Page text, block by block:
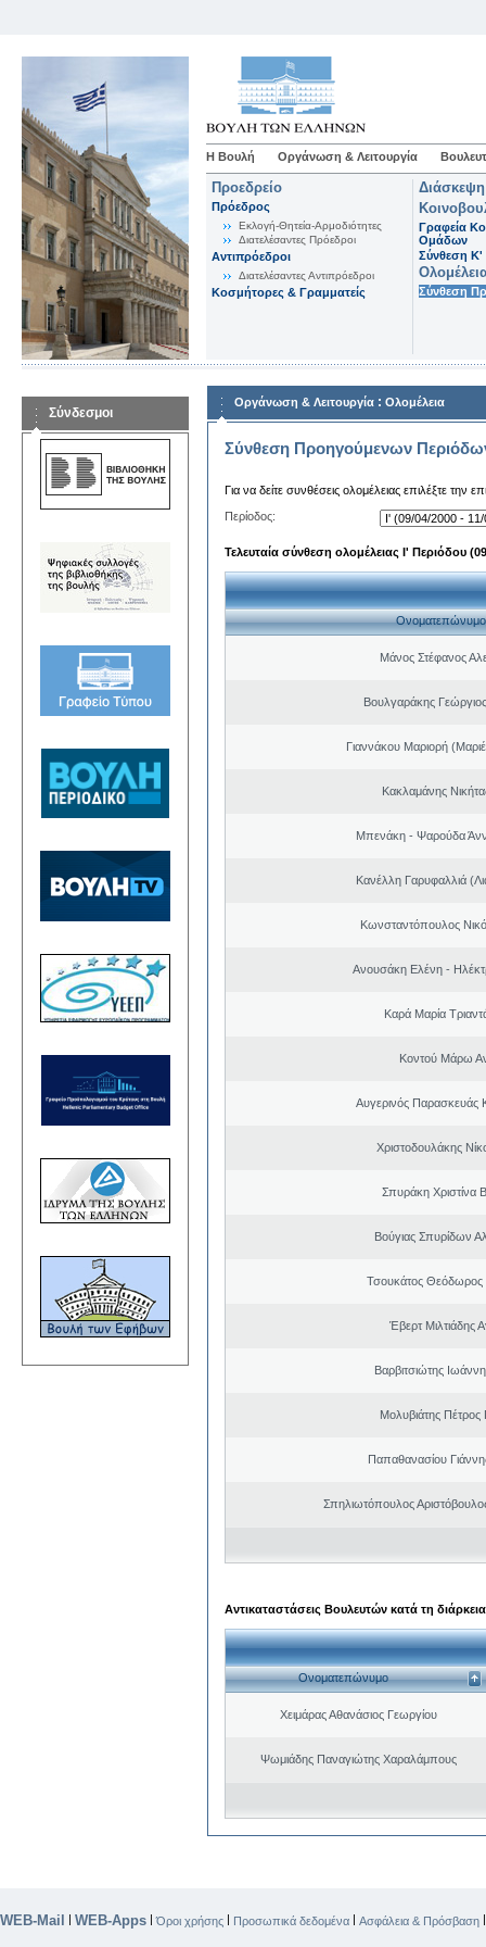
Η Βουλή Οργάνωση & Λειτουργία
Προεδρείο
Πρόεδρος
Εκλογή-Θητεία-Αρμοδιότητες
Διατελέσαντες Πρόεδροι
Αντιπρόεδροι
Διατελέσαντες Αντιπρόεδροι
Κοσμήτορες & Γραμματείς
Γραφεία
Ομάδων
Σύνθεση K'
Σύνθεση
Σύνδεσμοι
Οργάνωση & Λειτουργία : Ολομέλεια
Σύνθεση Προηγούμενων
Για να δείτε συνθέσεις ολομέλειας επιλέξτε την
Περίοδος:
Τελευταία σύνθεση ολομέλειας Ι' Περιόδου
Ονοματεπώνυμο
Μάνος Στέφανος
Βουλγαράκης
Γιαννάκου Μαριορή
Κακλαμάνης
Μπενάκη - Ψαρούδα
Κανέλλη Γαρυφαλλιά
Κωνσταντόπουλος
Ανουσάκη Ελένη -
Καρά Μαρία
Κοντού Μάρω
Αυγερινός Παρασκευάς
Χριστοδουλάκης
Σπυράκη Χριστίνα
Βούγιας Σπυρίδων
Τσουκάτος Θεόδωρος
Έβερτ Μιλτιάδης
Βαρβιτσιώτης
Μολυβιάτης Πέτρος
Παπαθανασίου
Σπηλιωτόπουλος
Αντικαταστάσεις Βουλευτών κατά τη
Ονοματεπώνυμο
Χειμάρας Αθανάσιος Γεωργίου
Ψωμιάδης Παναγιώτης Χαραλάμπους
WEB-Mail | WEB-Apps |Όροι χρήσης | Προσωπικά δεδομένα | Ασφάλεια & Πρόσβαση